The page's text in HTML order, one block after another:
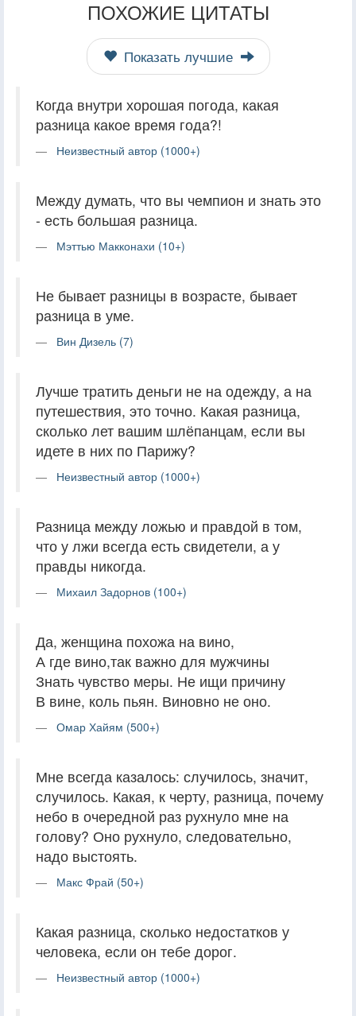
ПОХОЖИЕ ЦИТАТЫ
Показать лучшие
Когда внутри хорошая погода, какая
разница какое время года?!
Неизвестный автор (1000+)
Между думать, что вы чемпион и знать это
- есть большая разница.
Мэттью Макконахи (10+)
Не бывает разницы в возрасте, бывает
разница в уме.
Вин Дизель (7)
Лучше тратить деньги не на одежду, а на
путешествия, это точно. Какая разница,
сколько лет вашим шлёпанцам, если вы
идете в них по Парижу?
Неизвестный автор (1000+)
Разница между ложью и правдой в том,
что у лжи всегда есть свидетели, а у
правды никогда.
Михаил Задорнов (100+)
Да, женщина похожа на вино,
А где вино,так важно для мужчины
Знать чувство меры. Не ищи причину
В вине, коль пьян. Виновно не оно.
Омар Хайям (500+)
Мне всегда казалось: случилось, значит,
случилось. Какая, к черту, разница, почему
небо в очередной раз рухнуло мне на
голову? Оно рухнуло, следовательно,
надо выстоять.
Макс Фрай (50+)
Какая разница, сколько недостатков у
человека, если он тебе дорог.
Неизвестный автор (1000+)